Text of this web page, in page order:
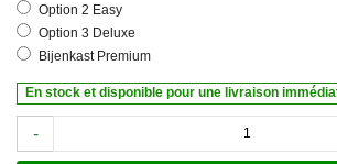
Option 2 Easy
Option 3 Deluxe
Bijenkast Premium
En stock et disponible pour une livraison
-